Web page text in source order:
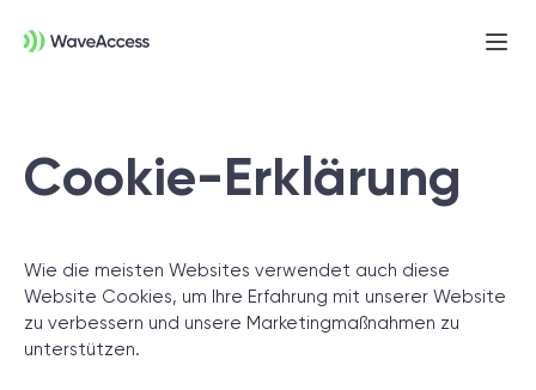
Cookie-Erklärung
Wie die meisten Websites verwendet auch diese
Website Cookies, um Ihre Erfahrung mit unserer Website
zu verbessern und unsere Marketingmaßnahmen zu
unterstützen.Noch nicht sicher, was Sie